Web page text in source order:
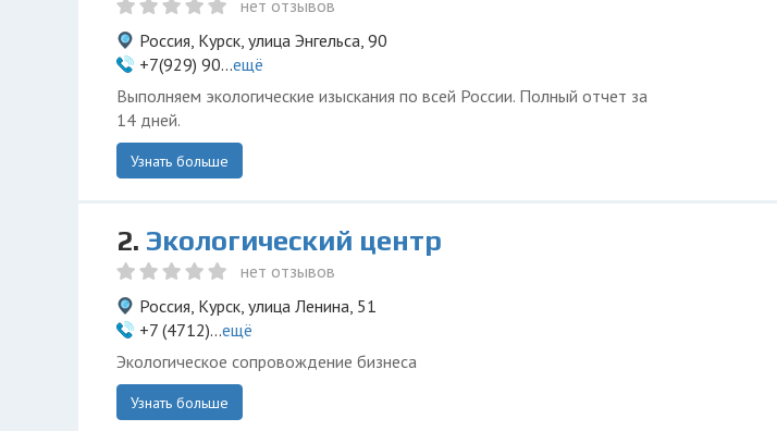
нет отзывов
Россия, Курск, улица Энгельса, 90
+7(929) 90...ещё
Выполняем экологические изыскания по всей России. Полный отчет за
14 дней.
Узнать больше
2. Экологический центр
нет отзывов
Россия, Курск, улица Ленина, 51
+7 (4712)...ещё
Экологическое сопровождение бизнеса
Узнать больше